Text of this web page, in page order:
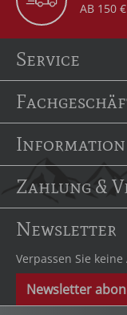
AB 150
Service
Information
Zahlung &
Newsletter
Verpassen Sie
Newsletter